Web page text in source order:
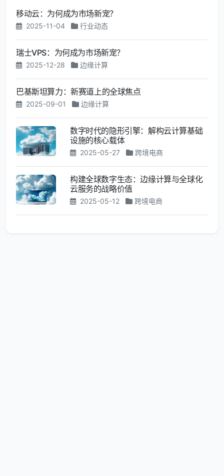
移动云：为何成为市场新宠？
2025-11-04 行业动态
瑞士VPS：为何成为市场新宠？
2025-12-28 边缘计算
巴基斯坦算力：新赛道上的全球焦点
2025-09-01 边缘计算
数字时代的隐形引擎：解构云计算基础
设施的核心载体
2025-05-27 跨境电商
构建全球数字生态：边缘计算与全球化
云服务的战略价值
2025-05-12 跨境电商